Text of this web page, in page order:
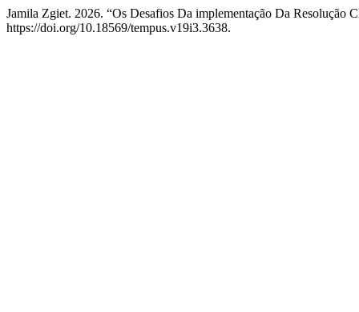
Jamila Zgiet. 2026. “Os Desafios Da implementação Da Resolução
https://doi.org/10.18569/tempus.v19i3.3638.